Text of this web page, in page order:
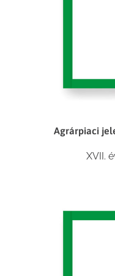
Agrárpiaci
XVII.